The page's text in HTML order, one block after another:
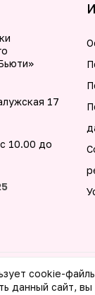
17
10.00 до
права защищены
cookie-
данный сайт,